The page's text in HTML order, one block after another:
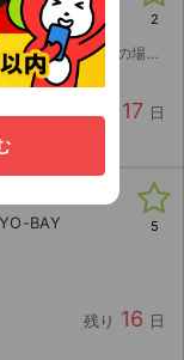
BAY
場合のみ返金いたします。
残り 17 日
2
BAY
残り 16 日
5